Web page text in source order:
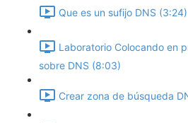
Que es un sufijo DNS (3:24)
Laboratorio Colocando en
sobre DNS (8:03)
Crear zona de búsqueda